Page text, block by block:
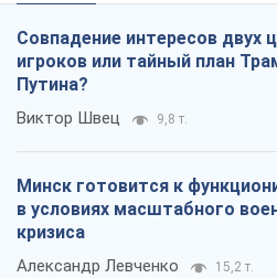
Совпадение интересов двух
игроков или тайный план
Путина?
Виктор Швец 9,8 т.
Минск готовится к
в условиях масштабного
кризиса
Александр Левченко 15,2 т.